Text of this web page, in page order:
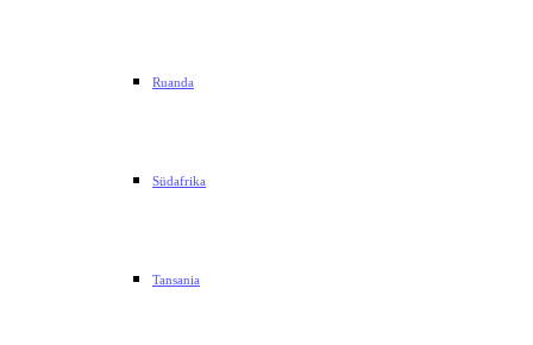
Ruanda
Südafrika
Tansania